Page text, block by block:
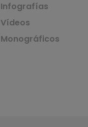
Infografías
Vídeos
Monográficos